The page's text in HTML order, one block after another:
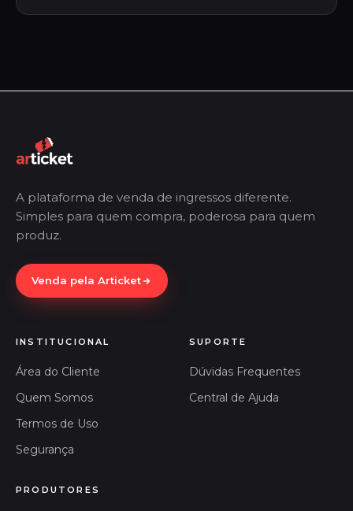
A plataforma de venda de ingressos diferente.
Simples para quem compra, poderosa para quem
produz.
Venda pela Articket
INSTITUCIONAL
Área do Cliente
Quem Somos
Termos de Uso
Segurança
SUPORTE
Dúvidas Frequentes
Central de Ajuda
PRODUTORES